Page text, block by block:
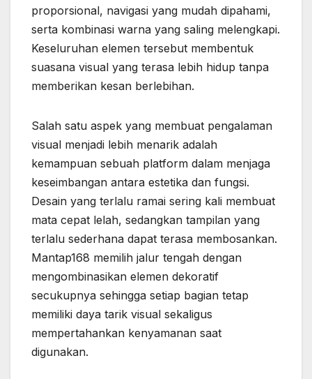
proporsional, navigasi yang mudah dipahami,
serta kombinasi warna yang saling melengkapi.
Keseluruhan elemen tersebut membentuk
suasana visual yang terasa lebih hidup tanpa
memberikan kesan berlebihan.
Salah satu aspek yang membuat pengalaman
visual menjadi lebih menarik adalah
kemampuan sebuah platform dalam menjaga
keseimbangan antara estetika dan fungsi.
Desain yang terlalu ramai sering kali membuat
mata cepat lelah, sedangkan tampilan yang
terlalu sederhana dapat terasa membosankan.
Mantap168 memilih jalur tengah dengan
mengombinasikan elemen dekoratif
secukupnya sehingga setiap bagian tetap
memiliki daya tarik visual sekaligus
mempertahankan kenyamanan saat
digunakan.